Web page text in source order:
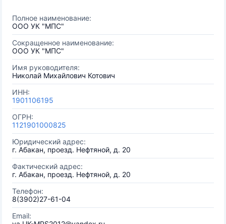
Полное наименование:
ООО УК "МПС"
Сокращенное наименование:
ООО УК "МПС"
Имя руководителя:
Николай Михайлович Котович
ИНН:
1901106195
ОГРН:
1121901000825
Юридический адрес:
г. Абакан, проезд. Нефтяной, д. 20
Фактический адрес:
г. Абакан, проезд. Нефтяной, д. 20
Телефон:
8(3902)27-61-04
Email: